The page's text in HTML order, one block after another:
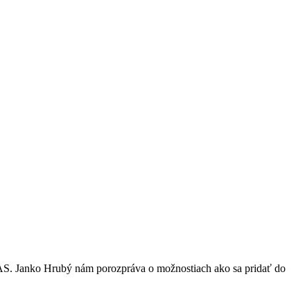
Janko Hrubý nám porozpráva o možnostiach ako sa pridať do